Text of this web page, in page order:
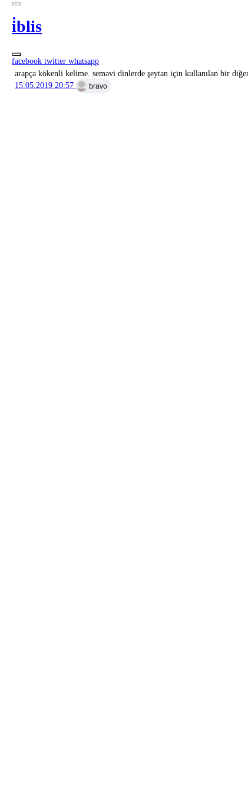
i̇blis
facebook twitter whatsapp
arapça kökenli kelime. semavi dinlerde şeytan için kullanılan bir diğer
15.05.2019 20:57
bravo